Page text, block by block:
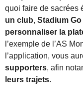
quoi faire de sacrées
un club, Stadium
personnaliser la
l’exemple de l’AS
l’application, vous
supporters, afin
leurs trajets.